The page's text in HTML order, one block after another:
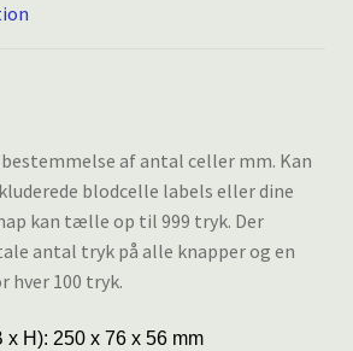
af antal celler mm. Kan
blodcelle labels eller dine
kan tælle op til 999 tryk. Der
antal tryk på alle knapper og en
hver 100 tryk.
x H): 250 x 76 x 56 mm